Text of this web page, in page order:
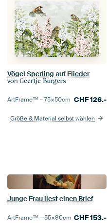
Vögel Sperling auf Flieder
von Geertje Burgers
ArtFrame™ –75×50cm CHF126.-
Größe & Material selbst wählen
Junge Frau liest einen Brief
ArtFrame™ –55×80cm CHF153.-